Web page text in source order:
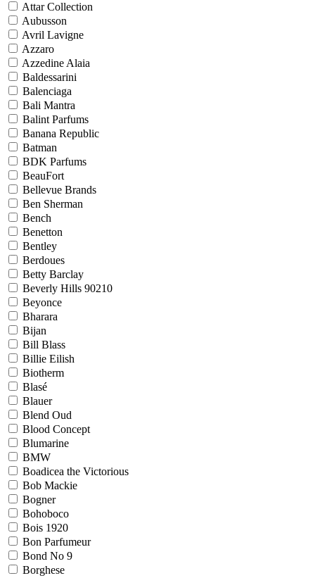
Attar Collection
Aubusson
Avril Lavigne
Azzaro
Azzedine Alaia
Baldessarini
Balenciaga
Bali Mantra
Balint Parfums
Banana Republic
Batman
BDK Parfums
BeauFort
Bellevue Brands
Ben Sherman
Bench
Benetton
Bentley
Berdoues
Betty Barclay
Beverly Hills 90210
Beyonce
Bharara
Bijan
Bill Blass
Billie Eilish
Biotherm
Blasé
Blauer
Blend Oud
Blood Concept
Blumarine
BMW
Boadicea the Victorious
Bob Mackie
Bogner
Bohoboco
Bois 1920
Bon Parfumeur
Bond No 9
Borghese